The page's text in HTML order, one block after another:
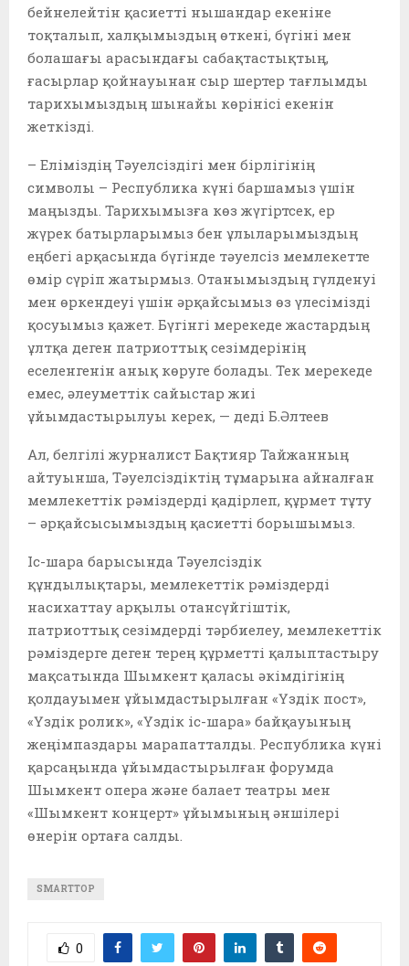
бейнелейтін қасиетті нышандар екеніне
тоқталып, халқымыздың өткені, бүгіні мен
болашағы арасындағы сабақтастықтың,
ғасырлар қойнауынан сыр шертер тағлымды
тарихымыздың шынайы көрінісі екенін
жеткізді.
– Еліміздің Тәуелсіздігі мен бірлігінің
символы – Республика күні баршамыз үшін
маңызды. Тарихымызға көз жүгіртсек, ер
жүрек батырларымыз бен ұлыларымыздың
еңбегі арқасында бүгінде тәуелсіз мемлекетте
өмір сүріп жатырмыз. Отанымыздың гүлденуі
мен өркендеуі үшін әрқайсымыз өз үлесімізді
қосуымыз қажет. Бүгінгі мерекеде жастардың
ұлтқа деген патриоттық сезімдерінің
еселенгенін анық көруге болады. Тек мерекеде
емес, әлеуметтік сайыстар жиі
ұйымдастырылуы керек, — деді Б.Әлтеев
Ал, белгілі журналист Бақтияр Тайжанның
айтуынша, Тәуелсіздіктің тұмарына айналған
мемлекеттік рәміздерді қадірлеп, құрмет тұту
– әрқайсысымыздың қасиетті борышымыз.
Іс-шара барысында Тәуелсіздік
құндылықтары, мемлекеттік рәміздерді
насихаттау арқылы отансүйгіштік,
патриоттық сезімдерді тәрбиелеу, мемлекеттік
рәміздерге деген терең құрметті қалыптастыру
мақсатында Шымкент қаласы әкімдігінің
қолдауымен ұйымдастырылған «Үздік пост»,
«Үздік ролик», «Үздік іс-шара» байқауының
жеңімпаздары марапатталды. Республика күні
қарсаңында ұйымдастырылған форумда
Шымкент опера және балает театры мен
«Шымкент концерт» ұйымының әншілері
өнерін ортаға салды.
SMARTTOP
0